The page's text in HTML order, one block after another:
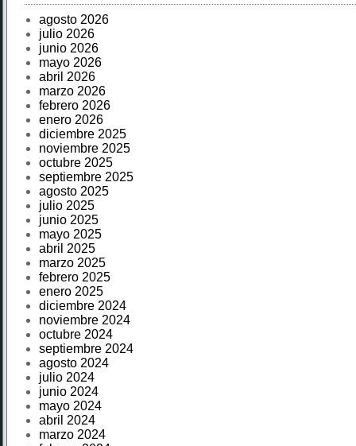
agosto 2026
julio 2026
junio 2026
mayo 2026
abril 2026
marzo 2026
febrero 2026
enero 2026
diciembre 2025
noviembre 2025
octubre 2025
septiembre 2025
agosto 2025
julio 2025
junio 2025
mayo 2025
abril 2025
marzo 2025
febrero 2025
enero 2025
diciembre 2024
noviembre 2024
octubre 2024
septiembre 2024
agosto 2024
julio 2024
junio 2024
mayo 2024
abril 2024
marzo 2024